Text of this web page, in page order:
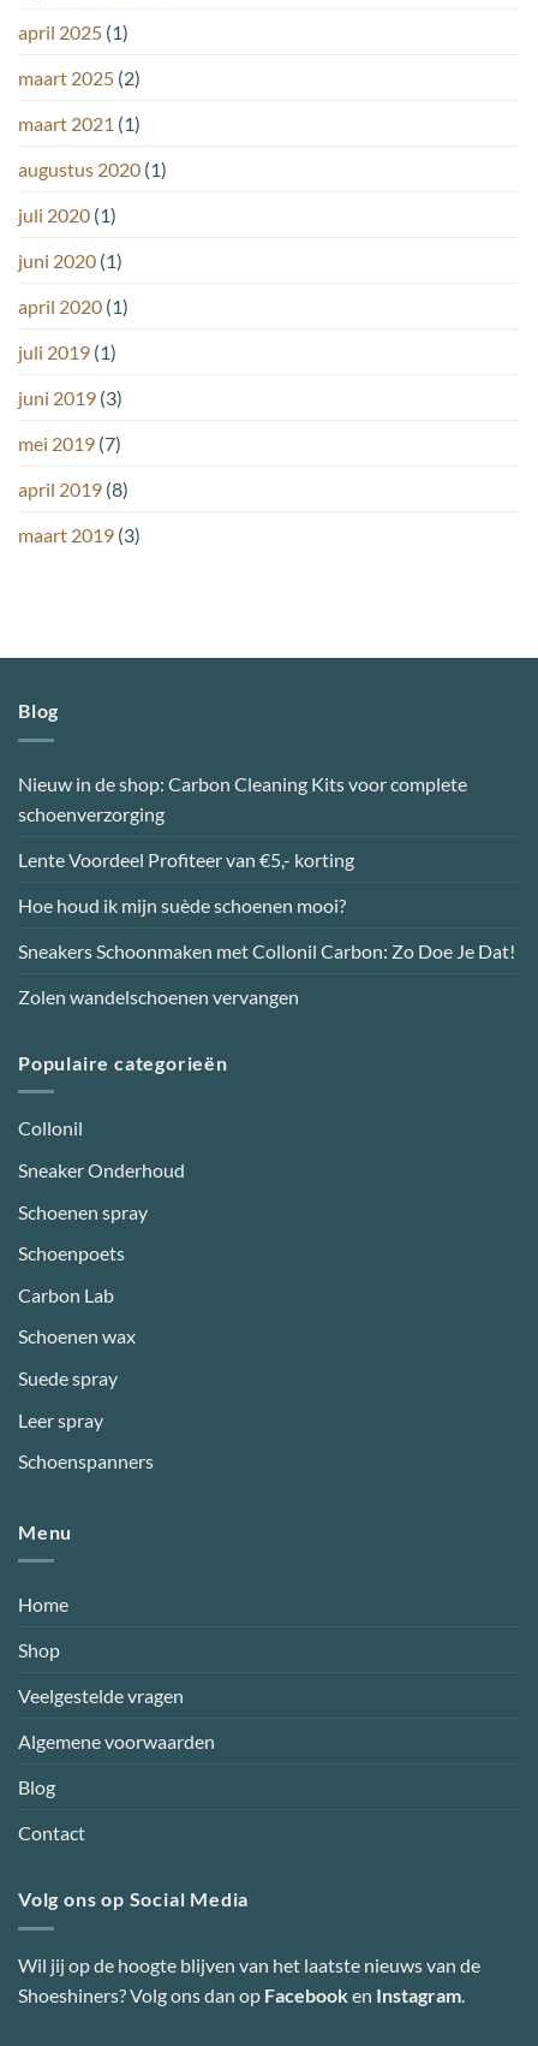
april 2025 (1)
maart 2025 (2)
maart 2021 (1)
augustus 2020 (1)
juli 2020 (1)
juni 2020 (1)
april 2020 (1)
juli 2019 (1)
juni 2019 (3)
mei 2019 (7)
april 2019 (8)
maart 2019 (3)
Blog
Nieuw in de shop: Carbon Cleaning Kits voor complete
schoenverzorging
Lente Voordeel Profiteer van €5,- korting
Hoe houd ik mijn suède schoenen mooi?
Sneakers Schoonmaken met Collonil Carbon: Zo Doe Je Dat!
Zolen wandelschoenen vervangen
Populaire categorieën
Collonil
Sneaker Onderhoud
Schoenen spray
Schoenpoets
Carbon Lab
Schoenen wax
Suede spray
Leer spray
Schoenspanners
Menu
Home
Shop
Veelgestelde vragen
Algemene voorwaarden
Blog
Contact
Volg ons op Social Media
Wil jij op de hoogte blijven van het laatste nieuws van de
Shoeshiners? Volg ons dan op Facebooken Instagram.